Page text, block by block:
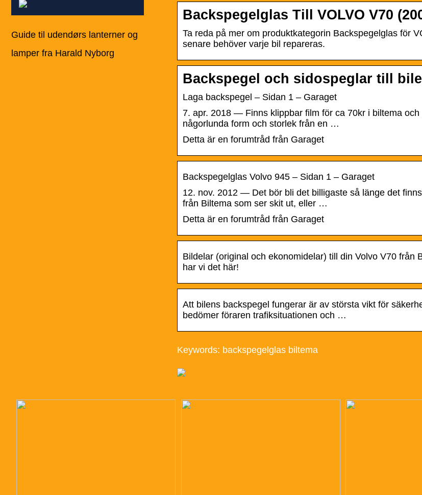
Backspegelglas Till VOLVO V70
Ta reda på mer om produktkategorin Backspegelglas för
senare behöver varje bil repareras.
Backspegel och sidospeglar till
Laga backspegel – Sidan 1 – Garaget
7. apr. 2018 — Finns klippbar film för ca 70kr i biltema
någorlunda form och storlek från en …
Detta är en forumtråd från Garaget
Backspegelglas Volvo 945 – Sidan 1 – Garaget
12. nov. 2012 — Det bör bli det billigaste så länge det
från Biltema som ser skit ut, eller …
Detta är en forumtråd från Garaget
Bildelar (original och ekonomidelar) till din Volvo V70
har vi det här!
Att bilens backspegel fungerar är av största vikt för
bedömer föraren trafiksituationen och …
Keywords: backspegelglas biltema
Guide til udendørs lanterner og
lamper fra Harald Nyborg